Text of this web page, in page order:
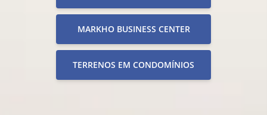
MARKHO BUSINESS CENTER
TERRENOS EM CONDOMÍNIOS